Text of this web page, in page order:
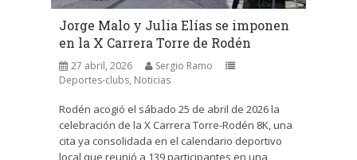
Jorge Malo y Julia Elías se imponen
en la X Carrera Torre de Rodén
27 abril, 2026
Sergio Ramo
Deportes-clubs, Noticias
Rodén acogió el sábado 25 de abril de 2026 la
celebración de la X Carrera Torre-Rodén 8K, una
cita ya consolidada en el calendario deportivo
local que reunió a 139 participantes en una